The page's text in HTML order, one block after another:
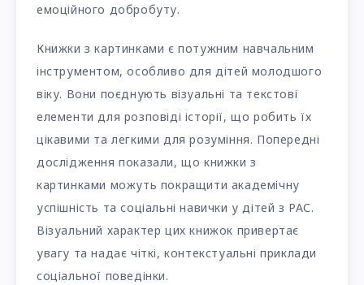
емоційного добробуту.
Книжки з картинками є потужним навчальним
інструментом, особливо для дітей молодшого
віку. Вони поєднують візуальні та текстові
елементи для розповіді історії, що робить їх
цікавими та легкими для розуміння. Попередні
дослідження показали, що книжки з
картинками можуть покращити академічну
успішність та соціальні навички у дітей з РАС.
Візуальний характер цих книжок привертає
увагу та надає чіткі, контекстуальні приклади
соціальної поведінки.